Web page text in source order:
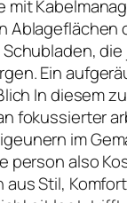
mit
Ablageflächen
die
Ein
In diesem
fokussierter
im
person also
aus Stil,